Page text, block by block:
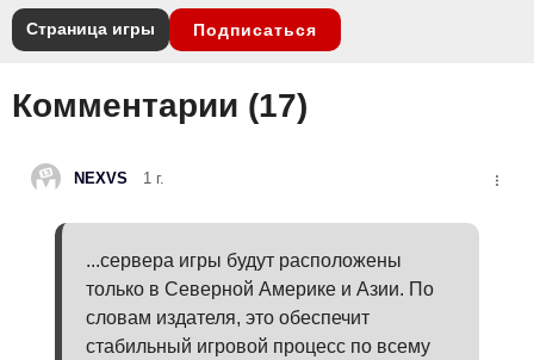
Страница игры Подписаться
Комментарии (17)
NEXVS 1 г.
...сервера игры будут расположены
только в Северной Америке и Азии. По
словам издателя, это обеспечит
стабильный игровой процесс по всему